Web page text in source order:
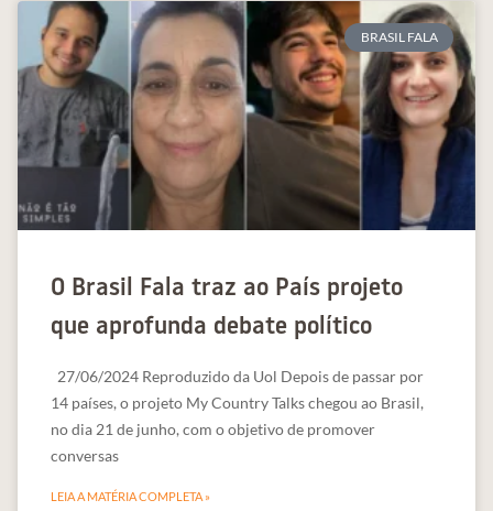
BRASIL FALA
O Brasil Fala traz ao País projeto
que aprofunda debate político
27/06/2024 Reproduzido da Uol Depois de passar por
14 países, o projeto My Country Talks chegou ao Brasil,
no dia 21 de junho, com o objetivo de promover
conversas
LEIA A MATÉRIA COMPLETA »